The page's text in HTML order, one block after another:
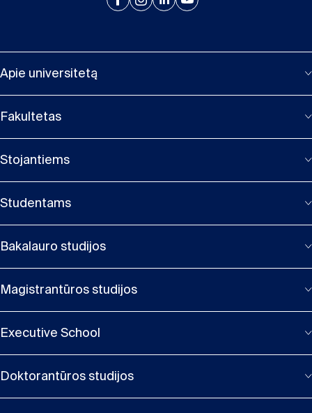
Apie universitetą
Fakultetas
Stojantiems
Studentams
Bakalauro studijos
Magistrantūros studijos
Executive School
Doktorantūros studijos